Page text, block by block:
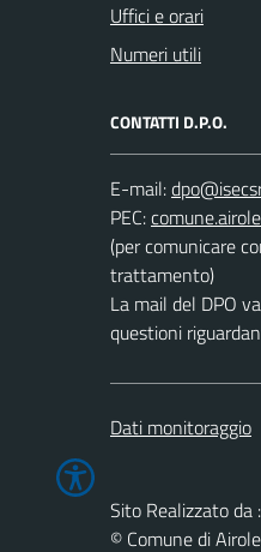
Uffici e orari
Numeri utili
CONTATTI D.P.O.
E-mail:
PEC:
(per comunicare
trattamento)
La mail del DPO
questioni
Dati monitoraggio
Sito Realizzato da
© Comune di